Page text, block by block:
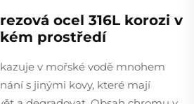
ocel 316L korozi v
prostředí
v mořské vodě mnohem
s jinými kovy, které mají